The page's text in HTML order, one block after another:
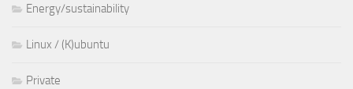
Energy/sustainability
Linux / (K)ubuntu
Private